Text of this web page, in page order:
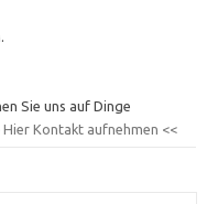
Sie uns auf Dinge
Hier Kontakt aufnehmen <<